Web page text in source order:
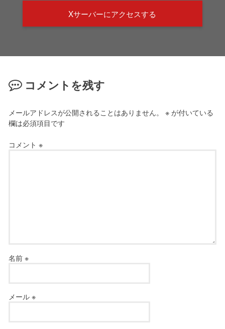
Xサーバーにアクセスする
コメントを残す
メールアドレスが公開されることはありません。 ※が付いている
欄は必須項目です
コメント ※
名前※
メール※